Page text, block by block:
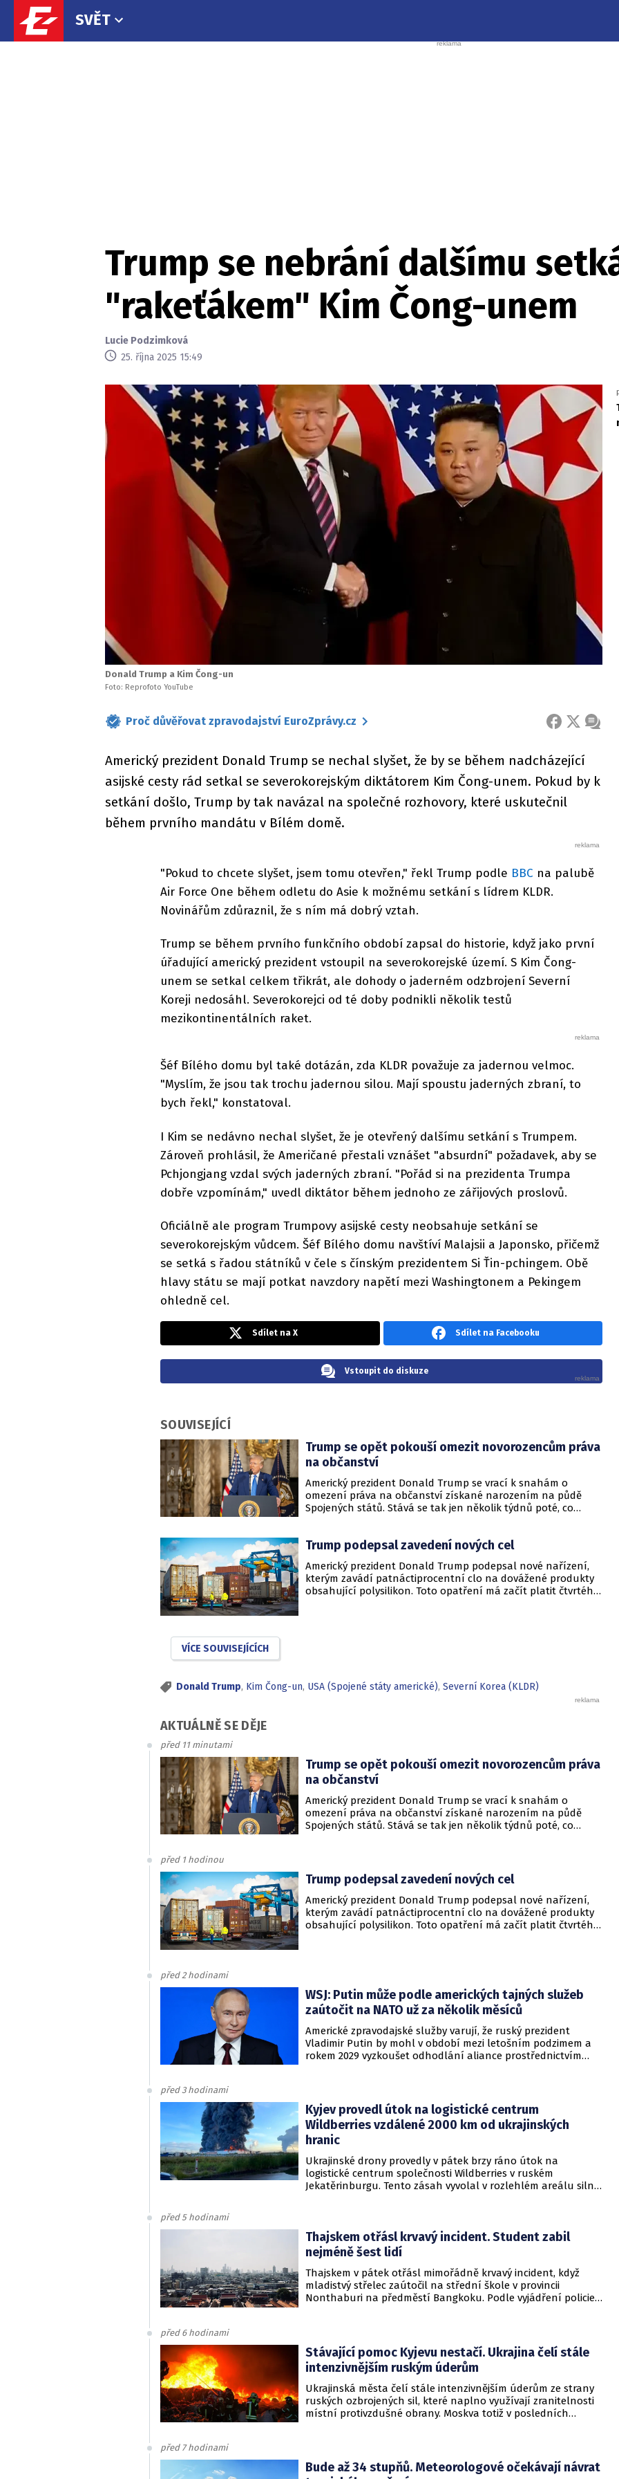
SVĚT
Trump se nebrání dalšímu
"rakeťákem" Kim Čong-unem
Lucie Podzimková
25. října 2025 15:49
Donald Trump a Kim Čong-un
Foto: Reprofoto YouTube
Proč důvěřovat zpravodajství EuroZprávy.cz FACEBOOK
X
Americký prezident Donald Trump se nechal slyšet, že by se během nadcházející
asijské cesty rád setkal se severokorejským diktátorem Kim Čong-unem. Pokud by k
setkání došlo, Trump by tak navázal na společné rozhovory, které uskutečnil
během prvního mandátu v Bílém domě.
"Pokud to chcete slyšet, jsem tomu otevřen," řekl Trump podle BBC na palubě
Air Force One během odletu do Asie k možnému setkání s lídrem KLDR.
Novinářům zdůraznil, že s ním má dobrý vztah.
Trump se během prvního funkčního období zapsal do historie, když jako první
úřadující americký prezident vstoupil na severokorejské území. S Kim Čong-
unem se setkal celkem třikrát, ale dohody o jaderném odzbrojení Severní
Koreji nedosáhl. Severokorejci od té doby podnikli několik testů
mezikontinentálních raket.
Šéf Bílého domu byl také dotázán, zda KLDR považuje za jadernou velmoc.
"Myslím, že jsou tak trochu jadernou silou. Mají spoustu jaderných zbraní, to
bych řekl," konstatoval.
I Kim se nedávno nechal slyšet, že je otevřený dalšímu setkání s Trumpem.
Zároveň prohlásil, že Američané přestali vznášet "absurdní" požadavek, aby se
Pchjongjang vzdal svých jaderných zbraní. "Pořád si na prezidenta Trumpa
dobře vzpomínám," uvedl diktátor během jednoho ze zářijových proslovů.
Oficiálně ale program Trumpovy asijské cesty neobsahuje setkání se
severokorejským vůdcem. Šéf Bílého domu navštíví Malajsii a Japonsko, přičemž
se setká s řadou státníků v čele s čínským prezidentem Si Ťin-pchingem. Obě
hlavy státu se mají potkat navzdory napětí mezi Washingtonem a Pekingem
ohledně cel.
Sdílet na X Sdílet na Facebooku
Vstoupit do diskuze
SOUVISEJÍCÍ
Trump se opět pokouší omezit novorozencům práva
na občanství
Americký prezident Donald Trump se vrací k snahám o
omezení práva na občanství získané narozením na půdě
Spojených států. Stává se tak jen několik týdnů poté, co
Trump podepsal zavedení nových cel
Americký prezident Donald Trump podepsal nové nařízení,
kterým zavádí patnáctiprocentní clo na dovážené produkty
obsahující polysilikon. Toto opatření má začít platit čtvrtého
VÍCE SOUVISEJÍCÍCH
Donald Trump, Kim Čong-un, USA (Spojené státy americké), Severní Korea (KLDR)
AKTUÁLNĚ SE DĚJE
před 11 minutami
Trump se opět pokouší omezit novorozencům práva
na občanství
Americký prezident Donald Trump se vrací k snahám o
omezení práva na občanství získané narozením na půdě
Spojených států. Stává se tak jen několik týdnů poté, co
před 1 hodinou
Trump podepsal zavedení nových cel
Americký prezident Donald Trump podepsal nové nařízení,
kterým zavádí patnáctiprocentní clo na dovážené produkty
obsahující polysilikon. Toto opatření má začít platit čtvrtého
před 2 hodinami
WSJ: Putin může podle amerických tajných služeb
zaútočit na NATO už za několik měsíců
Americké zpravodajské služby varují, že ruský prezident
Vladimir Putin by mohl v období mezi letošním podzimem a
rokem 2029 vyzkoušet odhodlání aliance prostřednictvím
přicházejí v době, kdy Moskva čelí rostoucímu tlaku kvůli
situaci na ukrajinské frontě. Masivní škody, které ukrajinské
drony způsobují ruskému zázemí, totiž Kreml zahnaly do
kouta.
před 3 hodinami
Kyjev provedl útok na logistické centrum
Wildberries vzdálené 2000 km od ukrajinských
hranic
Ukrajinské drony provedly v pátek brzy ráno útok na
logistické centrum společnosti Wildberries v ruském
Jekatěrinburgu. Tento zásah vyvolal v rozlehlém areálu silný
RWB, který řídí veškeré logistické operace.
před 5 hodinami
Thajskem otřásl krvavý incident. Student zabil
nejméně šest lidí
Thajskem v pátek otřásl mimořádně krvavý incident, když
mladistvý střelec zaútočil na střední škole v provincii
Nonthaburi na předměstí Bangkoku. Podle vyjádření policie
před 6 hodinami
Stávající pomoc Kyjevu nestačí. Ukrajina čelí stále
intenzivnějším ruským úderům
Ukrajinská města čelí stále intenzivnějším úderům ze strany
ruských ozbrojených sil, které naplno využívají zranitelnosti
místní protivzdušné obrany. Moskva totiž v posledních
obyvatelstvu dává jen pramalou šanci se včas ukrýt.
před 7 hodinami
Bude až 34 stupňů. Meteorologové očekávají návrat